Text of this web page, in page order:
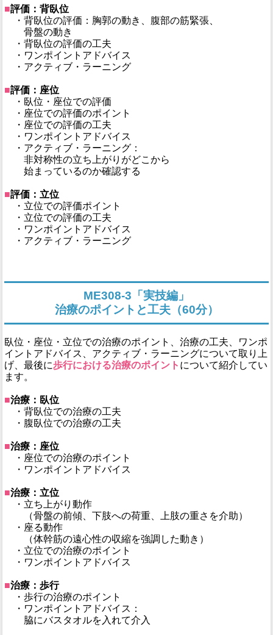
■評価：背臥位
・背臥位の評価：胸郭の動き、腹部の筋緊張、
骨盤の動き
・背臥位の評価の工夫
・ワンポイントアドバイス
・アクティブ・ラーニング
■評価：座位
・臥位・座位での評価
・座位での評価のポイント
・座位での評価の工夫
・ワンポイントアドバイス
・アクティブ・ラーニング：
非対称性の立ち上がりがどこから
始まっているのか確認する
■評価：立位
・立位での評価ポイント
・立位での評価の工夫
・ワンポイントアドバイス
・アクティブ・ラーニング
ME308-3「実技編」
治療のポイントと工夫（60分）
臥位・座位・立位での治療のポイント、治療の工夫、ワンポ
イントアドバイス、アクティブ・ラーニングについて取り上
げ、最後に歩行における治療のポイント について紹介してい
ます。
■治療：臥位
・背臥位での治療の工夫
・腹臥位での治療の工夫
■治療：座位
・座位での治療のポイント
・ワンポイントアドバイス
■治療：立位
・立ち上がり動作
（骨盤の前傾、下肢への荷重、上肢の重さを介助）
・座る動作
（体幹筋の遠心性の収縮を強調した動き）
・立位での治療のポイント
・ワンポイントアドバイス
■治療：歩行
・歩行の治療のポイント
・ワンポイントアドバイス：
脇にバスタオルを入れて介入